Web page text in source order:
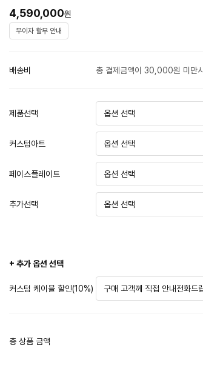
4,590,000원
무이자 할부 안내
배송비 총 결제금액이 30,000원 미만
제품선택
커스텀아트
페이스플레이트
추가선택
+ 추가 옵션 선택
커스텀 케이블 할인(10%)
총 상품 금액